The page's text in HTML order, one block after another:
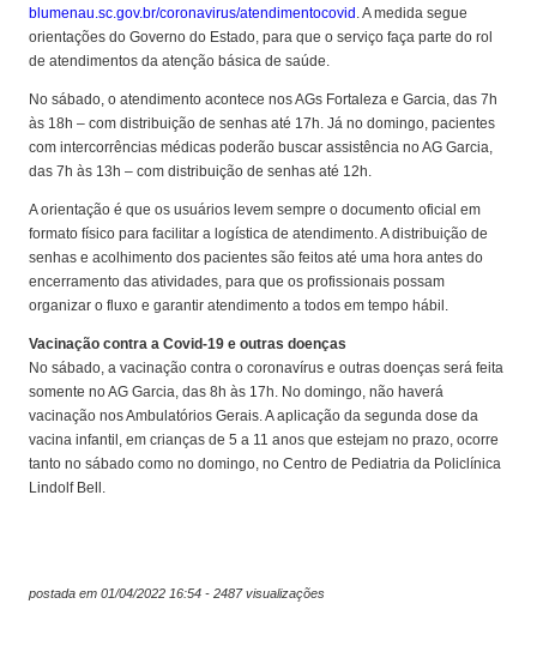
blumenau.sc.gov.br/coronavirus/atendimentocovid . A medida segue
orientações do Governo do Estado, para que o serviço faça parte do rol
de atendimentos da atenção básica de saúde.
No sábado, o atendimento acontece nos AGs Fortaleza e Garcia, das 7h
às 18h – com distribuição de senhas até 17h. Já no domingo, pacientes
com intercorrências médicas poderão buscar assistência no AG Garcia,
das 7h às 13h – com distribuição de senhas até 12h.
A orientação é que os usuários levem sempre o documento oficial em
formato físico para facilitar a logística de atendimento. A distribuição de
senhas e acolhimento dos pacientes são feitos até uma hora antes do
encerramento das atividades, para que os profissionais possam
organizar o fluxo e garantir atendimento a todos em tempo hábil.
Vacinação contra a Covid-19 e outras doenças
No sábado, a vacinação contra o coronavírus e outras doenças será feita
somente no AG Garcia, das 8h às 17h. No domingo, não haverá
vacinação nos Ambulatórios Gerais. A aplicação da segunda dose da
vacina infantil, em crianças de 5 a 11 anos que estejam no prazo, ocorre
tanto no sábado como no domingo, no Centro de Pediatria da Policlínica
Lindolf Bell.
postada em 01/04/2022 16:54 - 2487 visualizações